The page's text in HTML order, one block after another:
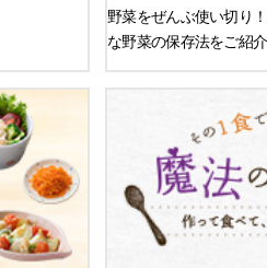
野菜をぜんぶ使い切り
な野菜の保存法をご紹介